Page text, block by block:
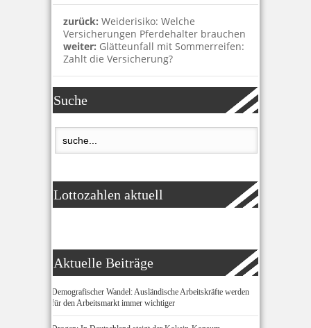
zurück: Weiderisiko: Welche
Versicherungen Pferdehalter brauchen
weiter: Glätteunfall mit Sommerreifen:
Zahlt die Versicherung?
Suche
Lottozahlen aktuell
Aktuelle Beiträge
Demografischer Wandel: Ausländische Arbeitskräfte werden
für den Arbeitsmarkt immer wichtiger